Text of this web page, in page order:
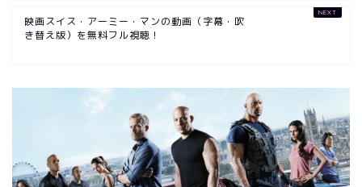
映画スイス・アーミー・マンの動画（字幕・吹
き替え版）を無料フル視聴！